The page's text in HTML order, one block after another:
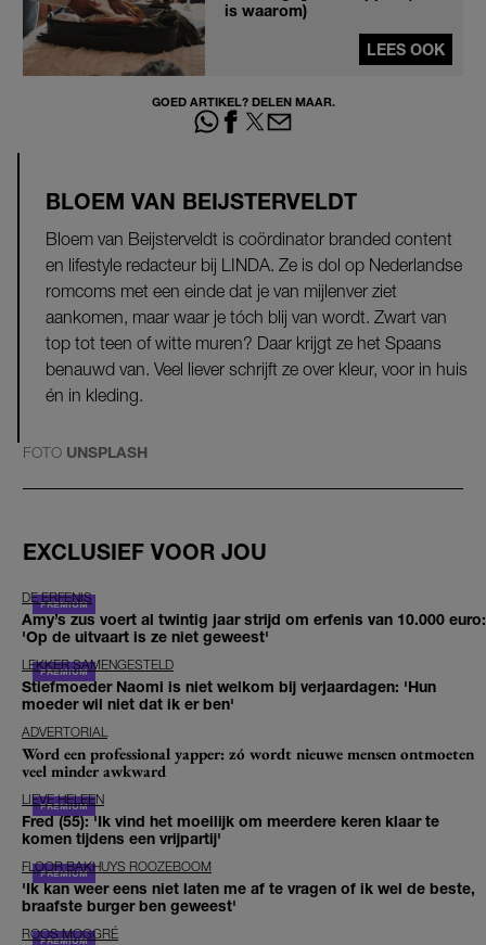
is waarom)
LEES OOK
GOED ARTIKEL? DELEN MAAR.
BLOEM VAN BEIJSTERVELDT
Bloem van Beijsterveldt is coördinator branded content
en lifestyle redacteur bij LINDA. Ze is dol op Nederlandse
romcoms met een einde dat je van mijlenver ziet
aankomen, maar waar je tóch blij van wordt. Zwart van
top tot teen of witte muren? Daar krijgt ze het Spaans
benauwd van. Veel liever schrijft ze over kleur, voor in huis
én in kleding.
FOTO UNSPLASH
EXCLUSIEF VOOR JOU
DE ERFENIS
Amy’s zus voert al twintig jaar strijd om erfenis van 10.000 euro:
'Op de uitvaart is ze niet geweest'
LEKKER SAMENGESTELD
Stiefmoeder Naomi is niet welkom bij verjaardagen: 'Hun
moeder wil niet dat ik er ben'
ADVERTORIAL
Word een professional yapper: zó wordt nieuwe mensen ontmoeten
veel minder awkward
LIEVE HELEEN
Fred (55): 'Ik vind het moeilijk om meerdere keren klaar te
komen tijdens een vrijpartij'
FLOOR BAKHUYS ROOZEBOOM
'Ik kan weer eens niet laten me af te vragen of ik wel de beste,
braafste burger ben geweest'
ROOS MOGGRÉ